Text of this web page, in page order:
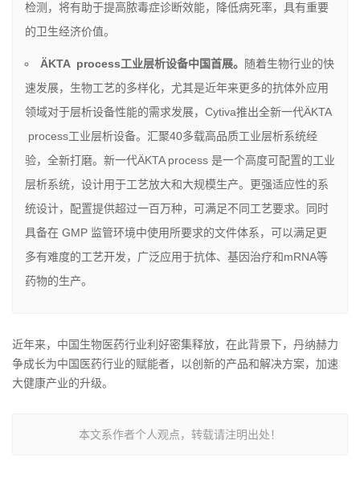
检测，将有助于提高脓毒症诊断效能，降低病死率，具有重要
的卫生经济价值。
ÄKTA process工业层析设备中国首展。
随着生物行业的快
速发展，生物工艺的多样化，尤其是近年来更多的抗体外应用
领域对于层析设备性能的需求发展，Cytiva推出全新一代ÄKTA
process工业层析设备。汇聚40多载高品质工业层析系统经
验，全新打磨。新一代ÄKTA process 是一个高度可配置的工业
层析系统，设计用于工艺放大和大规模生产。更强适应性的系
统设计，配置提供超过一百万种，可满足不同工艺要求。同时
具备在 GMP 监管环境中使用所要求的文件体系，可以满足更
多有难度的工艺开发，广泛应用于抗体、基因治疗和mRNA等
药物的生产。
近年来，中国生物医药行业利好密集释放，在此背景下，丹纳赫力
争成长为中国医药行业的赋能者，以创新的产品和解决方案，加速
大健康产业的升级。
本文系作者个人观点，转载请注明出处！